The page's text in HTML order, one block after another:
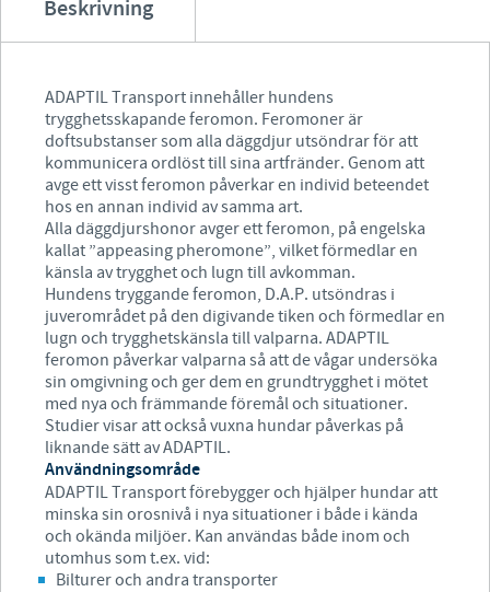
Beskrivning
ADAPTIL Transport innehåller hundens
trygghetsskapande feromon. Feromoner är
doftsubstanser som alla däggdjur utsöndrar för att
kommunicera ordlöst till sina artfränder. Genom att
avge ett visst feromon påverkar en individ beteendet
hos en annan individ av samma art.
Alla däggdjurshonor avger ett feromon, på engelska
kallat ”appeasing pheromone”, vilket förmedlar en
känsla av trygghet och lugn till avkomman.
Hundens tryggande feromon, D.A.P. utsöndras i
juverområdet på den digivande tiken och förmedlar en
lugn och trygghetskänsla till valparna. ADAPTIL
feromon påverkar valparna så att de vågar undersöka
sin omgivning och ger dem en grundtrygghet i mötet
med nya och främmande föremål och situationer.
Studier visar att också vuxna hundar påverkas på
liknande sätt av ADAPTIL.
Användningsområde
ADAPTIL Transport förebygger och hjälper hundar att
minska sin orosnivå i nya situationer i både i kända
och okända miljöer. Kan användas både inom och
utomhus som t.ex. vid:
Bilturer och andra transporter